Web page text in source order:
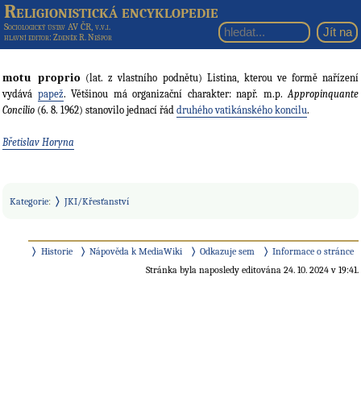
Religionistická encyklopedie
Sociologický ústav AV ČR, v.v.i.
hlavní editor: Zdeněk R. Nešpor
motu proprio (lat. z vlastního podnětu) Listina, kterou ve formě nařízení
vydává papež. Většinou má organizační charakter: např. m.p.Appropinquante
Concilio (6. 8. 1962) stanovilo jednací řád druhého vatikánského koncilu.
Břetislav Horyna
Kategorie: JKI/Křesťanství
Historie Nápověda k MediaWiki Odkazuje sem
Informace o stránce
Stránka byla naposledy editována 24. 10. 2024 v 19:41.